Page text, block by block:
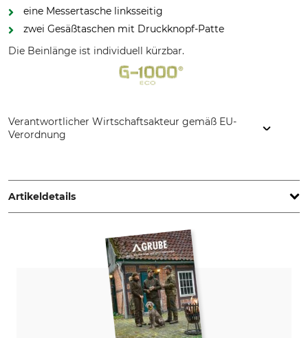
eine Messertasche linksseitig
zwei Gesäßtaschen mit Druckknopf-Patte
Die Beinlänge ist individuell kürzbar.
Verantwortlicher Wirtschaftsakteur gemäß EU-
Verordnung
Sweden, www.fjallraven.com
Artikeldetails
Produkttyp
Hose
Modellbezeichnung
Oberstoff
65% Polyester
35% Baumwolle
Nichttextile Teile tierischen